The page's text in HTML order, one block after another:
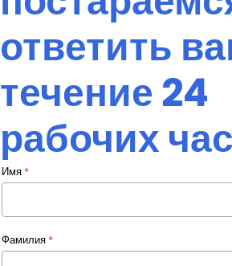
ответить
течение 24
рабочих
Имя *
Фамилия *